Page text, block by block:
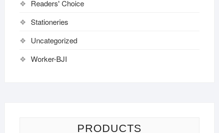
Readers' Choice
Stationeries
Uncategorized
Worker-BJI
PRODUCTS